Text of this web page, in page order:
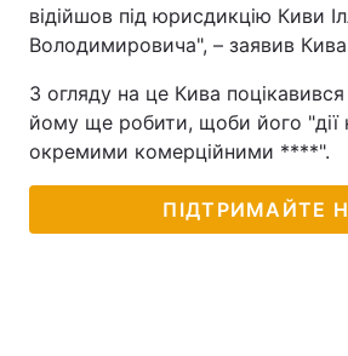
відійшов під юрисдикцію Киви
Володимировича", – заявив
З огляду на це Кива
йому ще робити, щоби його "дії
окремими комерційними ****".
ПІДТРИМАЙТЕ